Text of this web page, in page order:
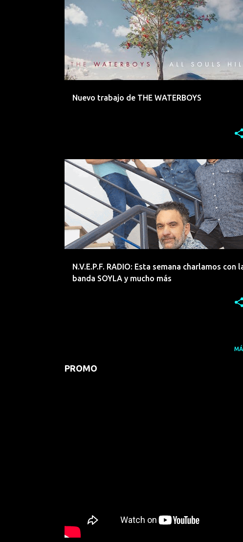
E
n
a
d
Nuevo trabajo de THE WATERBOYS
ROCK THE WATERBOYS
N.V.E.P.F. RADIO: Esta semana charlamos con
banda SOYLA y mucho más
ARCO FM BAND À PART BASILEA +8
PROMO